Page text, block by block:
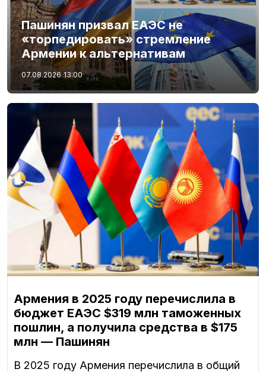
Пашинян призвал ЕАЭС не
«торпедировать» стремление
Армении к альтернативам
07.08.2026 13:00
Армения в 2025 году перечислила в
бюджет ЕАЭС $319 млн таможенных
пошлин, а получила средства в $175
млн — Пашинян
В 2025 году Армения перечислила в общий